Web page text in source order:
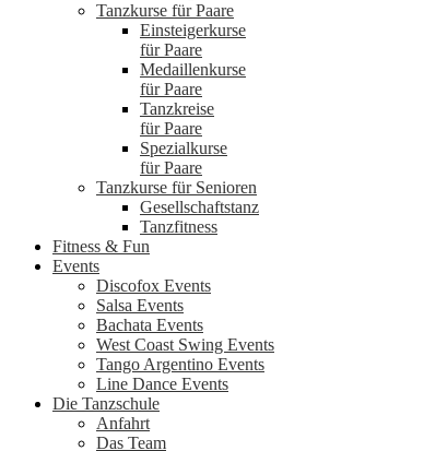
Tanzkurse für Paare
Einsteigerkurse
für Paare
Medaillenkurse
für Paare
Tanzkreise
für Paare
Spezialkurse
für Paare
Tanzkurse für Senioren
Gesellschaftstanz
Tanzfitness
Fitness & Fun
Events
Discofox Events
Salsa Events
Bachata Events
West Coast Swing Events
Tango Argentino Events
Line Dance Events
Die Tanzschule
Anfahrt
Das Team